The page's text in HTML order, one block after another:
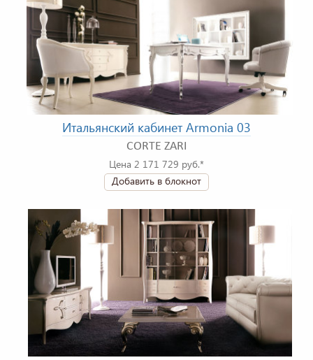
Итальянский кабинет Armonia 03
CORTE ZARI
Цена 2 171 729 руб.*
Добавить в блокнот